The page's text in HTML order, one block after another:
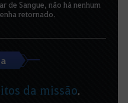
de Sangue, não há nenhum
retornado.
da missão.